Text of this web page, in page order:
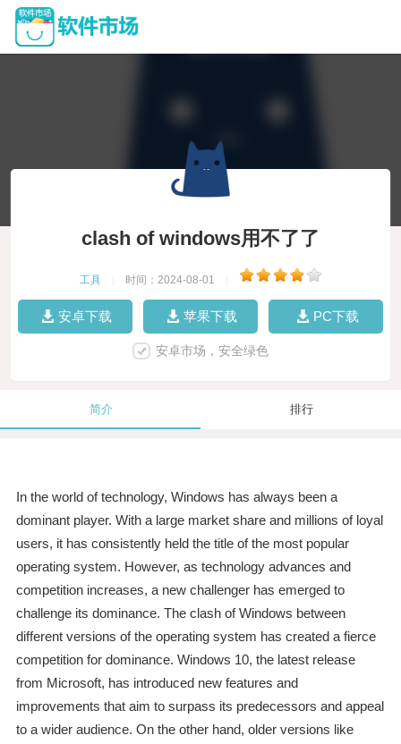
clash of windows用不了了
工具 时间：2024-08-01
安卓下载 苹果下载 PC下载
安卓市场，安全绿色
简介 排行
In the world of technology, Windows has always been a
dominant player. With a large market share and millions of loyal
users, it has consistently held the title of the most popular
operating system. However, as technology advances and
competition increases, a new challenger has emerged to
challenge its dominance. The clash of Windows between
different versions of the operating system has created a fierce
competition for dominance. Windows 10, the latest release
from Microsoft, has introduced new features and
improvements that aim to surpass its predecessors and appeal
to a wider audience. On the other hand, older versions like